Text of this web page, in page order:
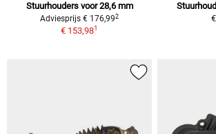
Stuurhouders voor 28,6 mm
Adviesprijs € 176,992
€ 153,981